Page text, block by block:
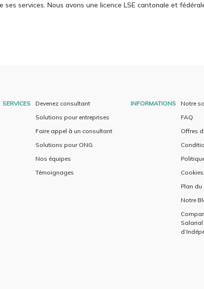
services. Nous avons une licence LSE cantonale et
SERVICES
Devenez consultant
Solutions pour entreprises
Faire appel à un consultant
Solutions pour ONG
Nos équipes
Témoignages
INFORMATIONS
Notre
FAQ
Offres
Cookies
Plan du
Notre